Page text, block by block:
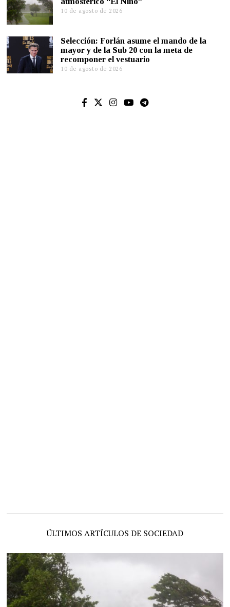
10 de agosto de 2026
Selección: Forlán asume el mando de la
mayor y de la Sub 20 con la meta de
recomponer el vestuario
10 de agosto de 2026
ÚLTIMOS ARTÍCULOS DE SOCIEDAD